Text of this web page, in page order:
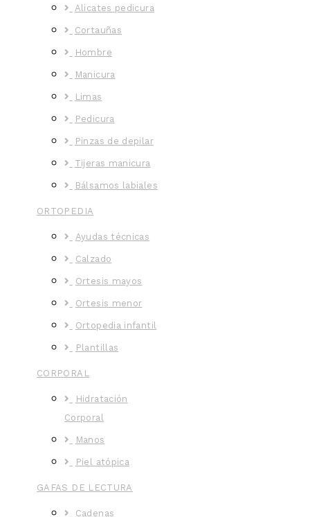
Alicates pedicura
Cortauñas
Hombre
Manicura
Limas
Pedicura
Pinzas de depilar
Tijeras manicura
Bálsamos labiales
ORTOPEDIA
Ayudas técnicas
Calzado
Ortesis mayos
Ortesis menor
Ortopedia infantil
Plantillas
CORPORAL
Hidratación
Corporal
Manos
Piel atópica
GAFAS DE LECTURA
Cadenas